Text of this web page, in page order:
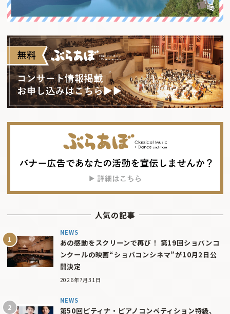
人気の記事
NEWS
あの感動をスクリーンで再び！ 第19回ショパンコ
ンクールの映画“ショパコンシネマ”が10月2日公
開決定
2026年7月31日
NEWS
第50回ピティナ・ピアノコンペティション特級、